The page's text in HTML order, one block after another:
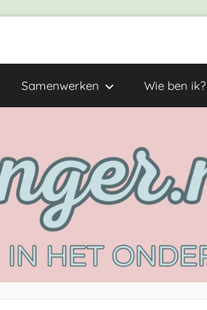
Samenwerken Wie ben ik?